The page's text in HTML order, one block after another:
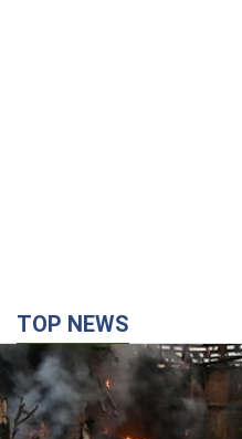
TOP NEWS